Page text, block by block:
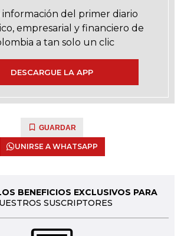
información del primer diario
empresarial y financiero de
a tan solo un clic
DESCARGUE LA APP
GUARDAR
UNIRSE A WHATSAPP
BENEFICIOS EXCLUSIVOS PARA
SUSCRIPTORES